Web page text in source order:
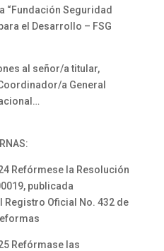
“Fundación Seguridad
el Desarrollo – FSG
al señor/a titular,
a General
Refórmese la Resolución
publicada
Registro Oficial No. 432 de
Refórmase las